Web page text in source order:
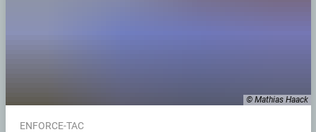
© Mathias Haack
ENFORCE-TAC